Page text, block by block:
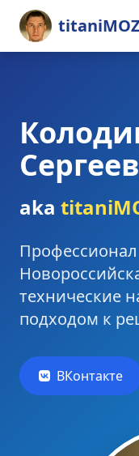
aka
Профессионал
технические
подходом к
ВКонтакте